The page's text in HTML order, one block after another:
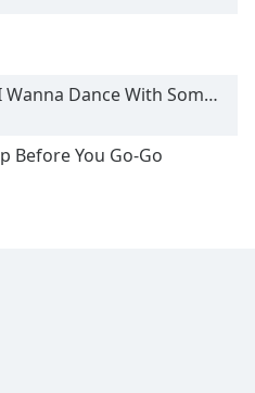
Wanna Dance With Somebody
Before You Go-Go